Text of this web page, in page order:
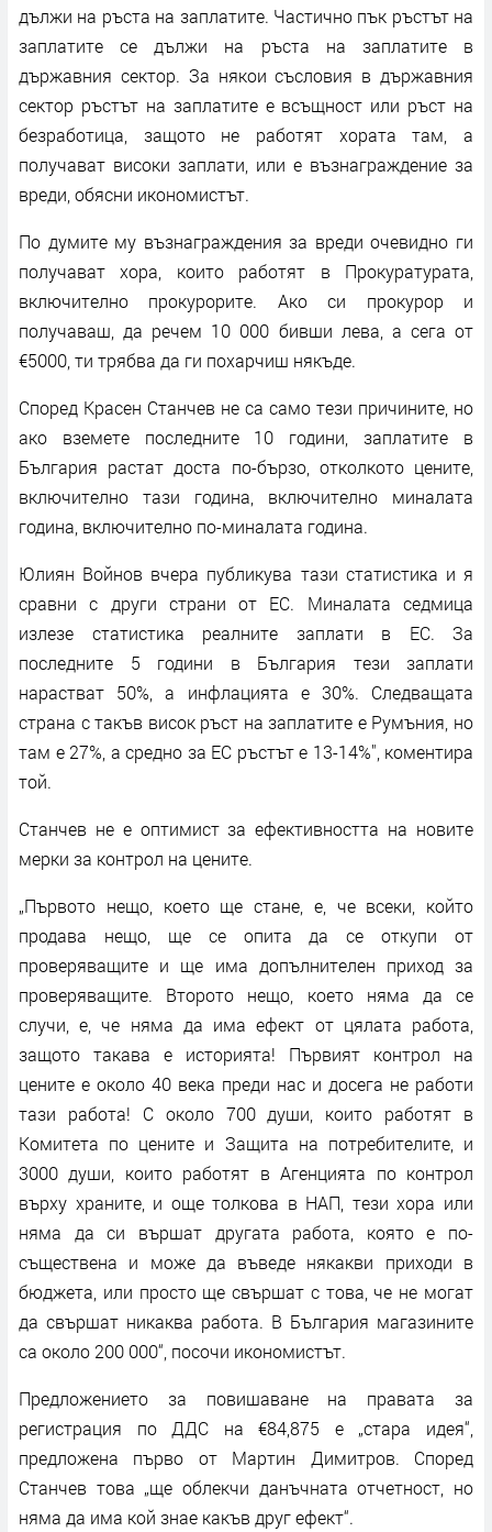
дължи на ръста на заплатите. Частично пък ръстът на
заплатите се дължи на ръста на заплатите в
държавния сектор. За някои съсловия в държавния
сектор ръстът на заплатите е всъщност или ръст на
безработица, защото не работят хората там, а
получават високи заплати, или е възнаграждение за
вреди, обясни икономистът.
По думите му възнаграждения за вреди очевидно ги
получават хора, които работят в Прокуратурата,
включително прокурорите. Ако си прокурор и
получаваш, да речем 10 000 бивши лева, а сега от
€5000, ти трябва да ги похарчиш някъде.
Според Красен Станчев не са само тези причините, но
ако вземете последните 10 години, заплатите в
България растат доста по-бързо, отколкото цените,
включително тази година, включително миналата
година, включително по-миналата година.
Юлиян Войнов вчера публикува тази статистика и я
сравни с други страни от ЕС. Миналата седмица
излезе статистика реалните заплати в ЕС. За
последните 5 години в България тези заплати
нарастват 50%, а инфлацията е 30%. Следващата
страна с такъв висок ръст на заплатите е Румъния, но
там е 27%, а средно за ЕС ръстът е 13-14%", коментира
той.
Станчев не е оптимист за ефективността на новите
мерки за контрол на цените.
„Първото нещо, което ще стане, е, че всеки, който
продава нещо, ще се опита да се откупи от
проверяващите и ще има допълнителен приход за
проверяващите. Второто нещо, което няма да се
случи, е, че няма да има ефект от цялата работа,
защото такава е историята! Първият контрол на
цените е около 40 века преди нас и досега не работи
тази работа! С около 700 души, които работят в
Комитета по цените и Защита на потребителите, и
3000 души, които работят в Агенцията по контрол
върху храните, и още толкова в НАП, тези хора или
няма да си вършат другата работа, която е по-
съществена и може да въведе някакви приходи в
бюджета, или просто ще свършат с това, че не могат
да свършат никаква работа. В България магазините
са около 200 000“, посочи икономистът.
Предложението за повишаване на правата за
регистрация по ДДС на €84,875 е „стара идея“,
предложена първо от Мартин Димитров. Според
Станчев това „ще облекчи данъчната отчетност, но
няма да има кой знае какъв друг ефект“.